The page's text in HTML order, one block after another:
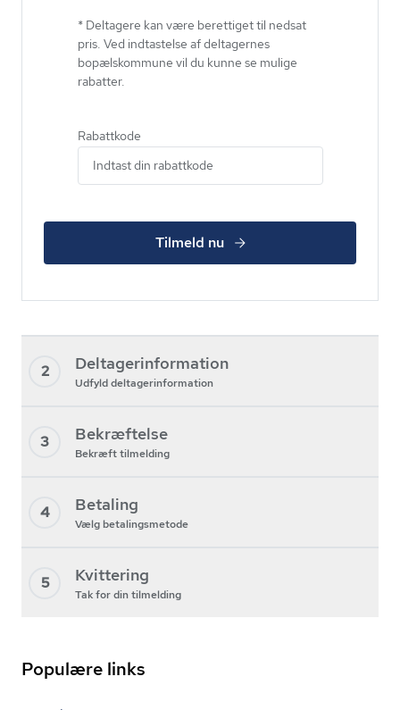
* Deltagere kan være berettiget til nedsat
pris. Ved indtastelse af deltagernes
bopælskommune vil du kunne se mulige
rabatter.
Rabattkode
Tilmeld nu
2 Deltagerinformation
Udfyld deltagerinformation
3 Bekræftelse
Bekræft tilmelding
4 Betaling
Vælg betalingsmetode
5 Kvittering
Tak for din tilmelding
Populære links